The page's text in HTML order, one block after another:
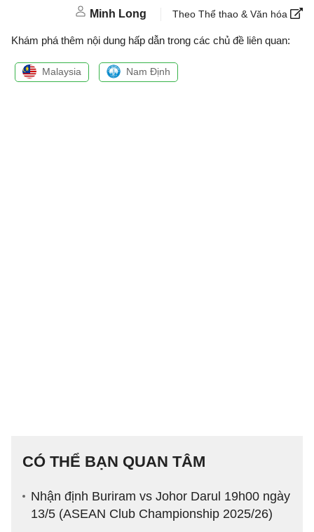
Minh Long Theo Thể thao & Văn hóa
Khám phá thêm nội dung hấp dẫn trong các chủ đề liên quan:
Malaysia Nam Định
CÓ THỂ BẠN QUAN TÂM
Nhận định Buriram vs Johor Darul 19h00 ngày
13/5 (ASEAN Club Championship 2025/26)